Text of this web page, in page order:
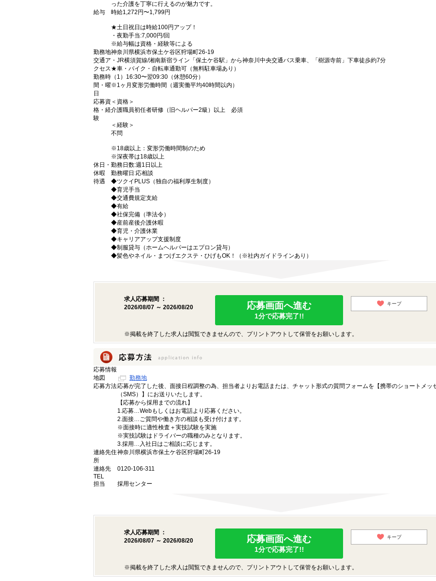
った介護を丁寧に行えるのが魅力です。
給与
時給1,272円〜1,799円
★土日祝日は時給100円アップ！
・夜勤手当:7,000円/回
※給与幅は資格・経験等による
勤務地神奈川県横浜市保土ケ谷区狩場町26-19
交通ア
クセス
・JR横須賀線/湘南新宿ライン「保土ケ谷駅」から神奈川中央交通バス乗車、「樹源寺前」下車徒歩約7分
★車・バイク・自転車通勤可（無料駐車場あり）
勤務時
間・曜
日
（1）16:30〜翌09:30（休憩60分）
※1ヶ月変形労働時間（週実働平均40時間以内）
応募資
格・経
験
＜資格＞
介護職員初任者研修（旧ヘルパー2級）以上 必須
＜経験＞
不問
※18歳以上：変形労働時間制のため
※深夜帯は18歳以上
休日・
休暇
勤務日数:週1日以上
勤務曜日:応相談
待遇
◆ツクイPLUS（独自の福利厚生制度）
◆育児手当
◆交通費規定支給
◆有給
◆社保完備（準法令）
◆産前産後介護休暇
◆育児・介護休業
◆キャリアアップ支援制度
◆制服貸与（ホームヘルパーはエプロン貸与）
◆髪色やネイル・まつげエクステ・ひげもOK！（※社内ガイドラインあり）
求人応募期間 ：
2026/08/07 ～ 2026/08/20
応募画面へ進む
1分で応募完了!!
キープ
※掲載を終了した求人は閲覧できませんので、プリントアウトして保管をお願いします。
応募情報
地図
勤務地
応募方法応募が完了した後、面接日程調整の為、担当者よりお電話または、チャット形式の質問フォームを【携帯のショートメッ
（SMS）】にお送りいたします。
【応募から採用までの流れ】
1.応募…Webもしくはお電話より応募ください。
2.面接…ご質問や働き方の相談も受け付けます。
※面接時に適性検査＋実技試験を実施
※実技試験はドライバーの職種のみとなります。
3.採用…入社日はご相談に応じます。
連絡先住
所
神奈川県横浜市保土ケ谷区狩場町26-19
連絡先
TEL
0120-106-311
担当 採用センター
求人応募期間 ：
2026/08/07 ～ 2026/08/20
応募画面へ進む
1分で応募完了!!
キープ
※掲載を終了した求人は閲覧できませんので、プリントアウトして保管をお願いします。